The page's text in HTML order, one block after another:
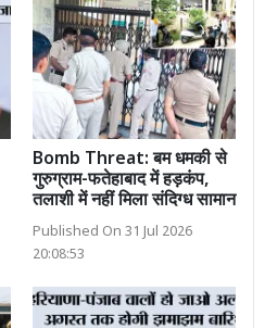
Bomb Threat: बम धमकी से
गुरुग्राम-फतेहाबाद में हड़कंप,
तलाशी में नहीं मिला संदिग्ध सामान
Published On 31 Jul 2026
20:08:53